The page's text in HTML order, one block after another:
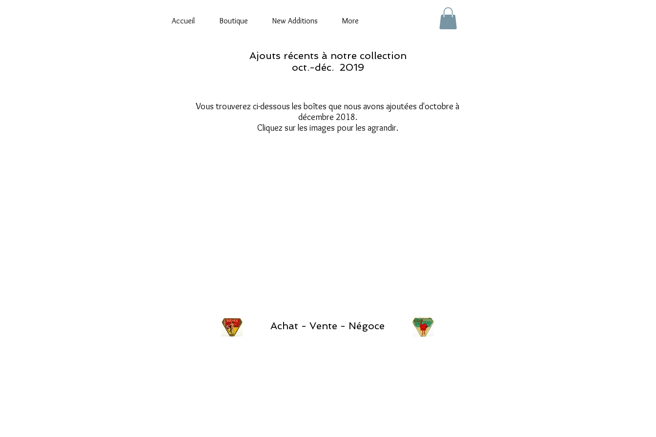
Accueil Boutique New Additions More
Ajouts récents à notre collection
oct.-déc. 2019
Vous trouverez ci-dessous les boîtes que nous avons ajoutées d'octobre à
décembre 2018.
Cliquez sur les images pour les agrandir.
Achat - Vente - Négoce